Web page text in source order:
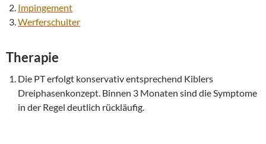
Impingement
Werferschulter
Therapie
Die PT erfolgt konservativ entsprechend Kiblers
Dreiphasenkonzept. Binnen 3 Monaten sind die Symptome
in der Regel deutlich rückläufig.